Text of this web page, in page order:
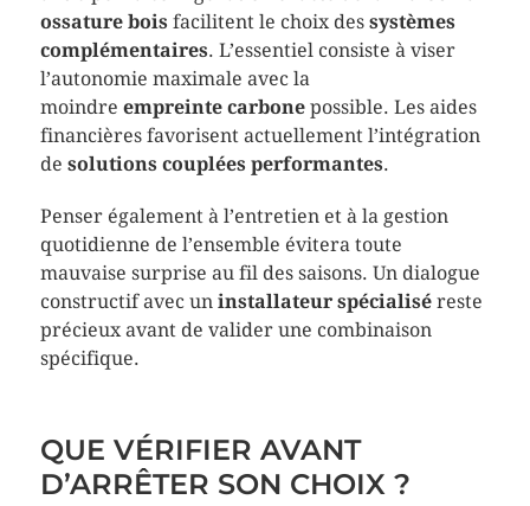
ossature boisfacilitent le choix des systèmes
complémentaires. L’essentiel consiste à viser
l’autonomie maximale avec la
moindre empreinte carbonepossible. Les aides
financières favorisent actuellement l’intégration
de solutions couplées performantes.
Penser également à l’entretien et à la gestion
quotidienne de l’ensemble évitera toute
mauvaise surprise au fil des saisons. Un dialogue
constructif avec un installateur spécialiséreste
précieux avant de valider une combinaison
spécifique.
QUE VÉRIFIER AVANT
D’ARRÊTER SON CHOIX ?